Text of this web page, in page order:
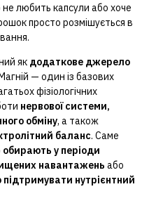
любить капсули або хоче
просто розмішується в
як додаткове джерело
— один із базових
фізіологічних
нервової системи,
обміну, а також
баланс. Саме
обирають у періоди
навантажень або
нутрієнтний